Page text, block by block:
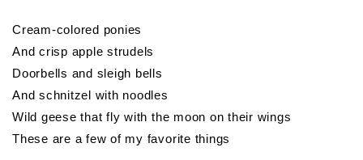
Cream-colored ponies
And crisp apple strudels
Doorbells and sleigh bells
And schnitzel with noodles
Wild geese that fly with the moon on their wings
These are a few of my favorite things